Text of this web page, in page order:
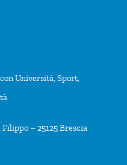
Università, Sport,
– 25125 Brescia